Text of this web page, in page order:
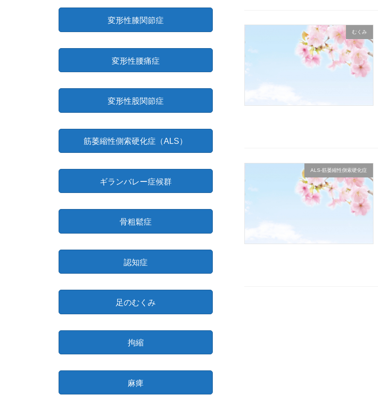
むくみ
ALS-筋萎縮性側索硬化症
変形性膝関節症
変形性腰痛症
変形性股関節症
筋萎縮性側索硬化症（ALS）
ギランバレー症候群
骨粗鬆症
認知症
足のむくみ
拘縮
麻痺